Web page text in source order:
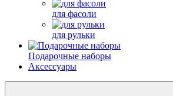
для фасоли
для рульки
Подарочные наборы
Аксессуары